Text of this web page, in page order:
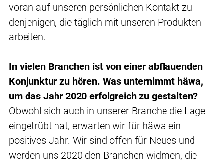
voran auf unseren persönlichen Kontakt zu
denjenigen, die täglich mit unseren Produkten
arbeiten.
In vielen Branchen ist von einer abflauenden
Konjunktur zu hören. Was unternimmt häwa,
um das Jahr 2020 erfolgreich zu gestalten?
Obwohl sich auch in unserer Branche die Lage
eingetrübt hat, erwarten wir für häwa ein
positives Jahr. Wir sind offen für Neues und
werden uns 2020 den Branchen widmen, die